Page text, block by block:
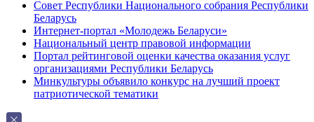
Совет Республики Национального собрания Республики
Беларусь
Интернет-портал «Молодежь Беларуси»
Национальный центр правовой информации
Портал рейтинговой оценки качества оказания услуг
организациями Республики Беларусь
Минкультуры объявило конкурс на лучший проект
патриотической тематики